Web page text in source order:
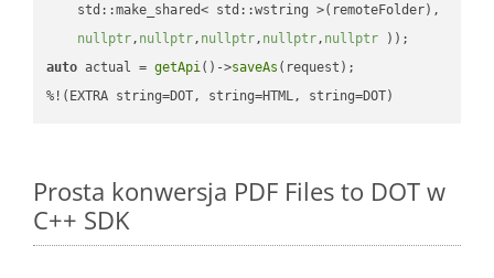
    std::make_shared< std::wstring >(remoteFolder),
nullptr, nullptr, nullptr, nullptr, nullptr ))
auto actual = getApi()->saveAs (request);
%!(EXTRA string=DOT, string=HTML, string=DOT)
Prosta konwersja PDF Files to DOT w
C++ SDK